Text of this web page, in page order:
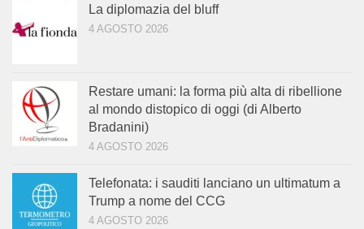
La diplomazia del bluff
4 AGOSTO 2026
Restare umani: la forma più alta di ribellione
al mondo distopico di oggi (di Alberto
Bradanini)
4 AGOSTO 2026
Telefonata: i sauditi lanciano un ultimatum a
Trump a nome del CCG
4 AGOSTO 2026